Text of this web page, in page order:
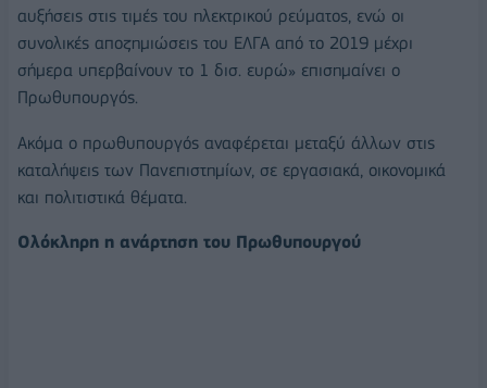
αυξήσεις στις τιμές του ηλεκτρικού ρεύματος, ενώ οι
συνολικές αποζημιώσεις του ΕΛΓΑ από το 2019 μέχρι
σήμερα υπερβαίνουν το 1 δισ. ευρώ» επισημαίνει ο
Πρωθυπουργός.
Ακόμα ο πρωθυπουργός αναφέρεται μεταξύ άλλων στις
καταλήψεις των Πανεπιστημίων, σε εργασιακά, οικονομικά
και πολιτιστικά θέματα.
Ολόκληρη η ανάρτηση του Πρωθυπουργού